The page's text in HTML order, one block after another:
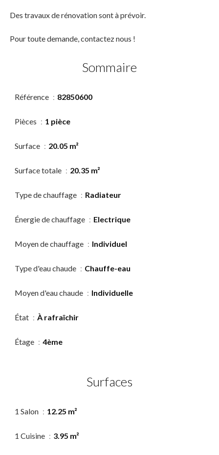
Des travaux de rénovation sont à prévoir.
Pour toute demande, contactez nous !
Sommaire
Référence 82850600
Pièces 1 pièce
Surface 20.05 m²
Surface totale 20.35 m²
Type de chauffage Radiateur
Énergie de chauffage Electrique
Moyen de chauffage Individuel
Type d'eau chaude Chauffe-eau
Moyen d'eau chaude Individuelle
État À rafraîchir
Étage 4ème
Surfaces
1 Salon 12.25 m²
1 Cuisine 3.95 m²